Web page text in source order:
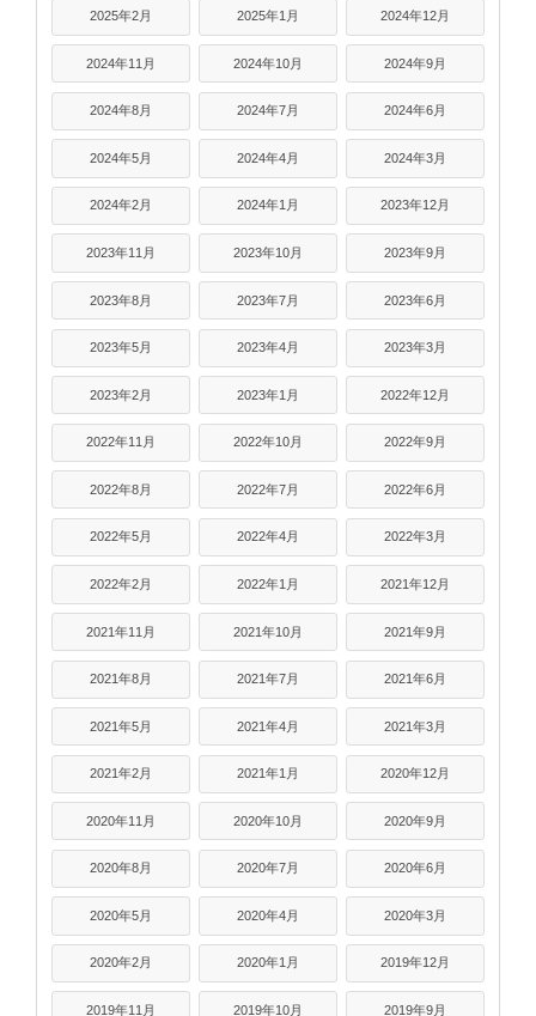
2025年2月 2025年1月 2024年12月
2024年11月 2024年10月 2024年9月
2024年8月 2024年7月 2024年6月
2024年5月 2024年4月 2024年3月
2024年2月 2024年1月 2023年12月
2023年11月 2023年10月 2023年9月
2023年8月 2023年7月 2023年6月
2023年5月 2023年4月 2023年3月
2023年2月 2023年1月 2022年12月
2022年11月 2022年10月 2022年9月
2022年8月 2022年7月 2022年6月
2022年5月 2022年4月 2022年3月
2022年2月 2022年1月 2021年12月
2021年11月 2021年10月 2021年9月
2021年8月 2021年7月 2021年6月
2021年5月 2021年4月 2021年3月
2021年2月 2021年1月 2020年12月
2020年11月 2020年10月 2020年9月
2020年8月 2020年7月 2020年6月
2020年5月 2020年4月 2020年3月
2020年2月 2020年1月 2019年12月
2019年11月 2019年10月 2019年9月